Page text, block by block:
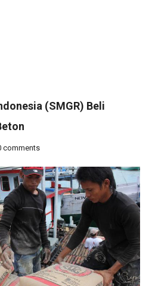
(SMGR) Beli
comments